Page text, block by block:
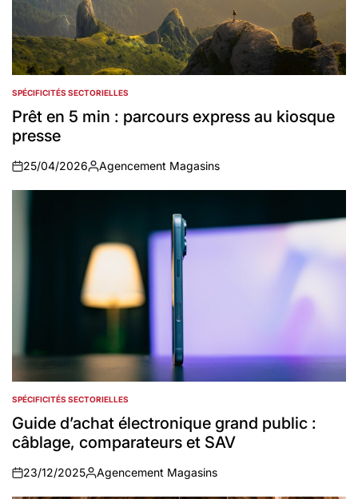
POSTED
IN
SPÉCIFICITÉS SECTORIELLES
Prêt en 5 min : parcours express au kiosque
presse
on
25/04/2026
Auteur
Agencement Magasins
POSTED
IN
SPÉCIFICITÉS SECTORIELLES
Guide d’achat électronique grand public :
câblage, comparateurs et SAV
on
23/12/2025
Auteur
Agencement Magasins